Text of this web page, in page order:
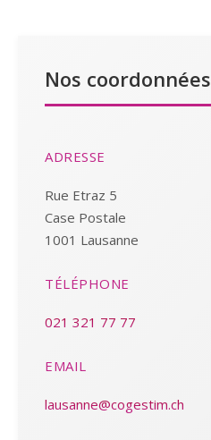
Nos coordonnées
ADRESSE
Rue Etraz 5
Case Postale
1001 Lausanne
TÉLÉPHONE
021 321 77 77
EMAIL
lausanne@cogestim.ch